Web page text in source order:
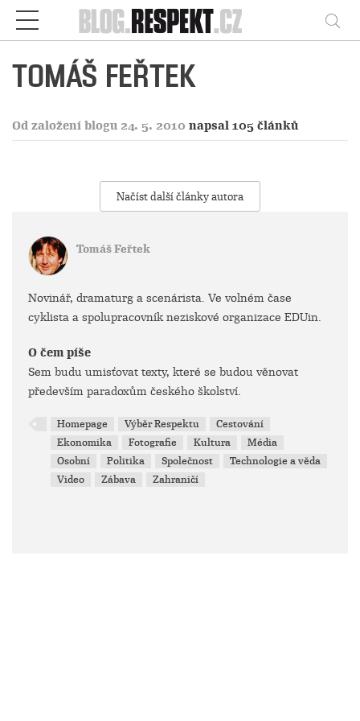
Respekt
TOMÁŠ FEŘTEK
Od založení blogu 24. 5. 2010 napsal 105 článků
Načíst další články autora
Tomáš Feřtek
Novinář, dramaturg a scenárista. Ve volném čase
cyklista a spolupracovník neziskové organizace EDUin.
O čem píše
Sem budu umisťovat texty, které se budou věnovat
především paradoxům českého školství.
Homepage Výběr Respektu
Cestování
Ekonomika
Fotografie Kultura
Média
Osobní
Politika Společnost
Technologie a věda
Video
Zábava Zahraničí